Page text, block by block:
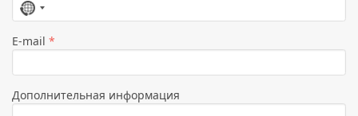
Страна
не
выбрана
E-mail *
Дополнительная информация